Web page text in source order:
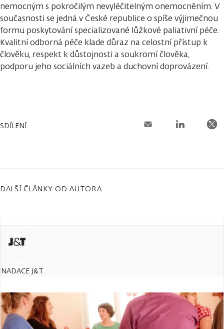
nemocným s pokročilým nevyléčitelným onemocněním. V
současnosti se jedná v České republice o spíše výjimečnou
formu poskytování specializované lůžkové paliativní péče.
Kvalitní odborná péče klade důraz na celostní přístup k
člověku, respekt k důstojnosti a soukromí člověka,
podporu jeho sociálních vazeb a duchovní doprovázení.
SDÍLENÍ
DALŠÍ ČLÁNKY OD AUTORA
NADACE J&T